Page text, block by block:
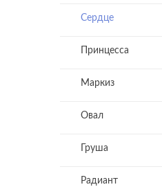
Сердце
Принцесса
Маркиз
Овал
Груша
Радиант